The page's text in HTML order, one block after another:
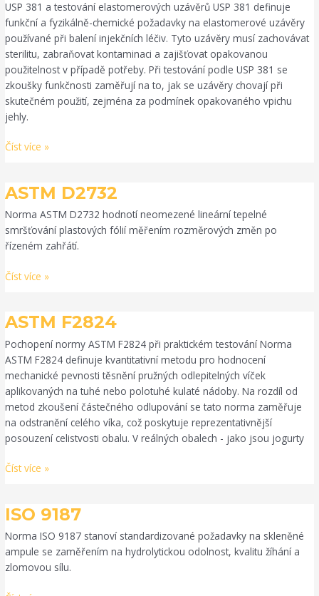
USP 381 a testování elastomerových uzávěrů USP 381 definuje
funkční a fyzikálně-chemické požadavky na elastomerové uzávěry
používané při balení injekčních léčiv. Tyto uzávěry musí zachovávat
sterilitu, zabraňovat kontaminaci a zajišťovat opakovanou
použitelnost v případě potřeby. Při testování podle USP 381 se
zkoušky funkčnosti zaměřují na to, jak se uzávěry chovají při
skutečném použití, zejména za podmínek opakovaného vpichu
jehly.
Číst více »
ASTM D2732
Norma ASTM D2732 hodnotí neomezené lineární tepelné
smršťování plastových fólií měřením rozměrových změn po
řízeném zahřátí.
ASTM
Číst více »
ASTM F2824
Pochopení normy ASTM F2824 při praktickém testování Norma
ASTM F2824 definuje kvantitativní metodu pro hodnocení
mechanické pevnosti těsnění pružných odlepitelných víček
aplikovaných na tuhé nebo polotuhé kulaté nádoby. Na rozdíl od
metod zkoušení částečného odlupování se tato norma zaměřuje
na odstranění celého víka, což poskytuje reprezentativnější
posouzení celistvosti obalu. V reálných obalech - jako jsou jogurty
ASTM
Číst více »
ISO 9187
Norma ISO 9187 stanoví standardizované požadavky na skleněné
ampule se zaměřením na hydrolytickou odolnost, kvalitu žíhání a
zlomovou sílu.
ISO